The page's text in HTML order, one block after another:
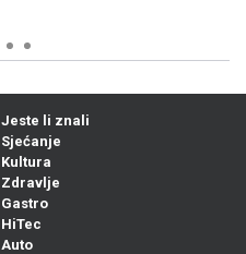
Jeste li znali
Sjećanje
Kultura
Zdravlje
Gastro
HiTec
Auto